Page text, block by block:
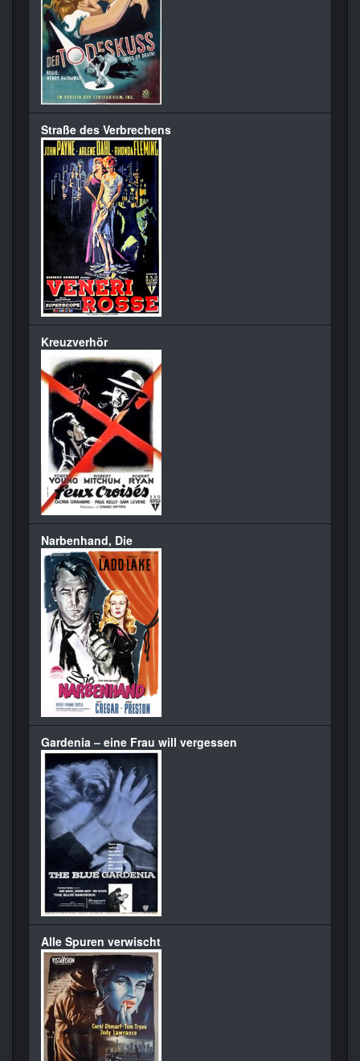
Straße des Verbrechens
Kreuzverhör
Narbenhand, Die
Gardenia – eine Frau will vergessen
Alle Spuren verwischt